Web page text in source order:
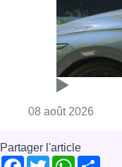
08 août 2026
Partager l'article
Facebook
TwitterWhatsApp